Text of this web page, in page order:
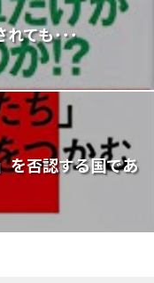
ても･･･
を否認する国であ